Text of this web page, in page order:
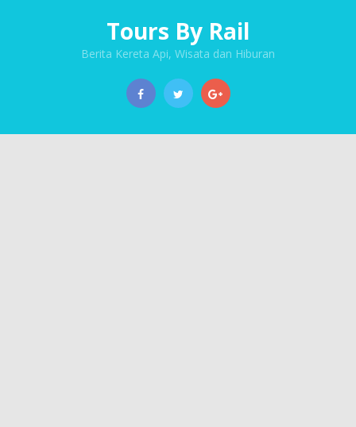
Tours By Rail
Berita Kereta Api, Wisata dan Hiburan